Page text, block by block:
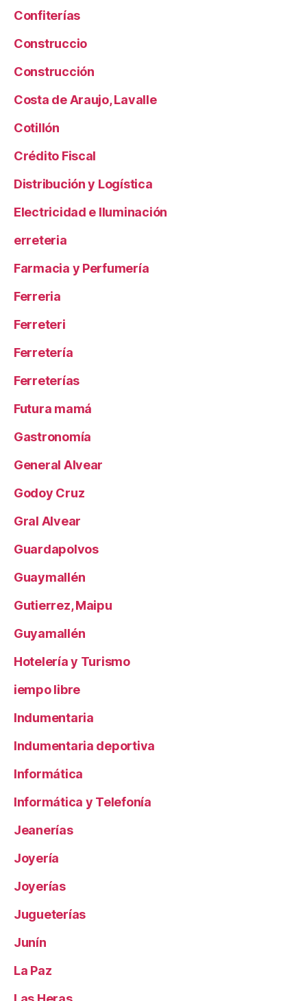
Confiterías
Construccio
Construcción
Costa de Araujo, Lavalle
Cotillón
Crédito Fiscal
Distribución y Logística
Electricidad e Iluminación
erreteria
Farmacia y Perfumería
Ferreria
Ferreteri
Ferretería
Ferreterías
Futura mamá
Gastronomía
General Alvear
Godoy Cruz
Gral Alvear
Guardapolvos
Guaymallén
Gutierrez, Maipu
Guyamallén
Hotelería y Turismo
iempo libre
Indumentaria
Indumentaria deportiva
Informática
Informática y Telefonía
Jeanerías
Joyería
Joyerías
Jugueterías
Junín
La Paz